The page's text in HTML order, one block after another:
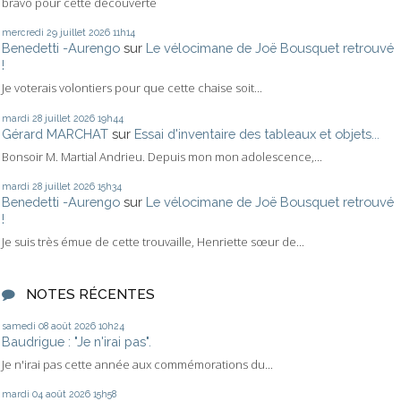
mercredi 29 juillet 2026 11h14
Benedetti -Aurengo sur Le vélocimane de Joë Bousquet retrouvé
!
Je voterais volontiers pour que cette chaise soit...
mardi 28 juillet 2026 19h44
Gérard MARCHAT sur Essai d'inventaire des tableaux et objets...
Bonsoir M. Martial Andrieu. Depuis mon mon adolescence,...
mardi 28 juillet 2026 15h34
Benedetti -Aurengo sur Le vélocimane de Joë Bousquet retrouvé
!
Je suis très émue de cette trouvaille, Henriette sœur de...
NOTES RÉCENTES
samedi 08 août 2026 10h24
Baudrigue : "Je n'irai pas".
Je n'irai pas cette année aux commémorations du...
mardi 04 août 2026 15h58